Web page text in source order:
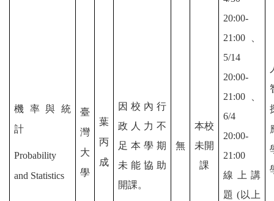
機率與統
計
Probability
and Statistics
臺
灣
大
學
葉
丙
成
因校內 行
政人力不
足本學期
未能協助
開課。
無
本校
未開
課
20:00-
21:00、
5/14
20:00-
21:00、
6/4
20:00-
21:00
線上講
題 (以上